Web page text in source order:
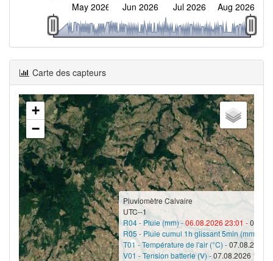
May 2026 Jun 2026 Jul 2026 Aug 2026
Carte des capteurs
Pluviomètre Calvaire
UTC--1
R04 - Pluie (mm) -06.08.2026 23:01 -0
R05 - Pluie cumul 1h glissant 5min (mm) -
T01 - Température de l'air (°C) -07.08.2026
V01 - Tension batterie (V) -07.08.2026
+
−